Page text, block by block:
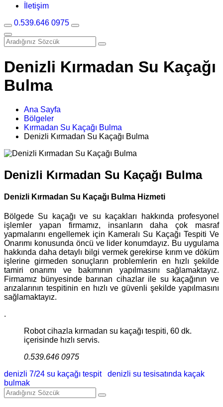
İletişim
0.539.646 0975
Denizli Kırmadan Su Kaçağı
Bulma
Ana Sayfa
Bölgeler
Kırmadan Su Kaçağı Bulma
Denizli Kırmadan Su Kaçağı Bulma
Denizli Kırmadan Su Kaçağı Bulma
Denizli Kırmadan Su Kaçağı Bulma Hizmeti
Bölgede Su kaçağı ve su kaçakları hakkında profesyonel
işlemler yapan firmamız, insanların daha çok masraf
yapmalarını engellemek için Kameralı Su Kaçağı Tespiti Ve
Onarımı konusunda öncü ve lider konumdayız. Bu uygulama
hakkında daha detaylı bilgi vermek gerekirse kırım ve döküm
işlerine girmeden sonuçların problemlerin en hızlı şekilde
tamiri onarımı ve bakımının yapılmasını sağlamaktayız.
Firmamız bünyesinde barınan cihazlar ile su kaçağının ve
arızalarının tespitinin en hızlı ve güvenli şekilde yapılmasını
sağlamaktayız.
.
Robot cihazla kırmadan su kaçağı tespiti, 60 dk.
içerisinde hızlı servis.
0.539.646 0975
denizli 7/24 su kaçağı tespit
denizli su tesisatında kaçak
bulmak